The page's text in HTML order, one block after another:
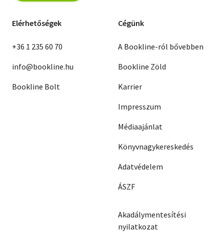
Elérhetőségek
+36 1 235 60 70
info@bookline.hu
Bookline Bolt
Cégünk
A Bookline-ról bővebben
Bookline Zöld
Karrier
Impresszum
Médiaajánlat
Könyvnagykereskedés
Adatvédelem
ÁSZF
Akadálymentesítési
nyilatkozat